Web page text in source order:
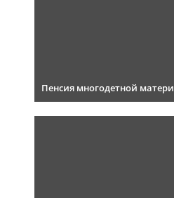
Пенсия многодетной матери